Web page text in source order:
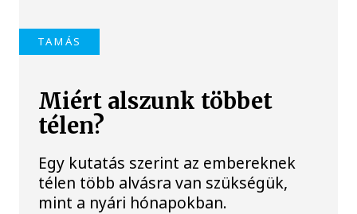
TAMÁS
Miért alszunk többet
télen?
Egy kutatás szerint az embereknek
télen több alvásra van szükségük,
mint a nyári hónapokban.